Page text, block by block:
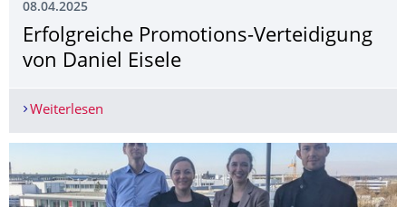
08.04.2025
Erfolgreiche Promotions-Verteidigung
von Daniel Eisele
Weiterlesen